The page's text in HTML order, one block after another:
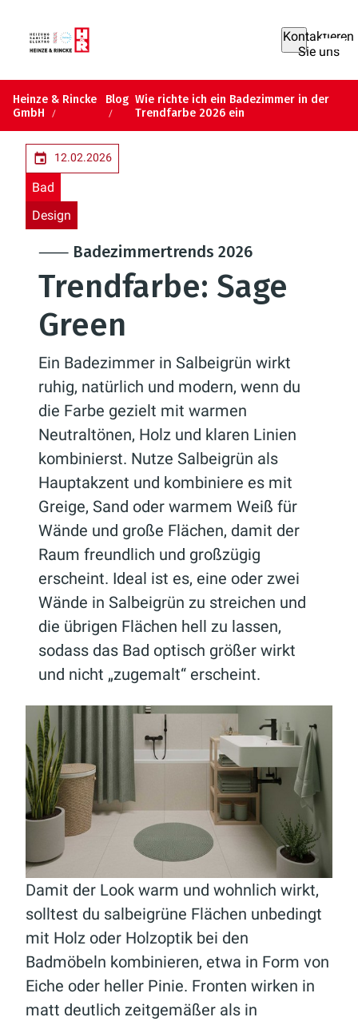
Kontaktieren
Sie uns
Heinze & Rincke
GmbH
Blog Wie richte ich ein Badezimmer in der
Trendfarbe 2026 ein
12.02.2026
Bad
Design
⸺ Badezimmertrends 2026
Trendfarbe: Sage
Green
Ein Badezimmer in Salbeigrün wirkt
ruhig, natürlich und modern, wenn du
die Farbe gezielt mit warmen
Neutraltönen, Holz und klaren Linien
kombinierst. Nutze Salbeigrün als
Hauptakzent und kombiniere es mit
Greige, Sand oder warmem Weiß für
Wände und große Flächen, damit der
Raum freundlich und großzügig
erscheint. Ideal ist es, eine oder zwei
Wände in Salbeigrün zu streichen und
die übrigen Flächen hell zu lassen,
sodass das Bad optisch größer wirkt
und nicht „zugemalt“ erscheint.
Damit der Look warm und wohnlich wirkt,
solltest du salbeigrüne Flächen unbedingt
mit Holz oder Holzoptik bei den
Badmöbeln kombinieren, etwa in Form von
Eiche oder heller Pinie. Fronten wirken in
matt deutlich zeitgemäßer als in